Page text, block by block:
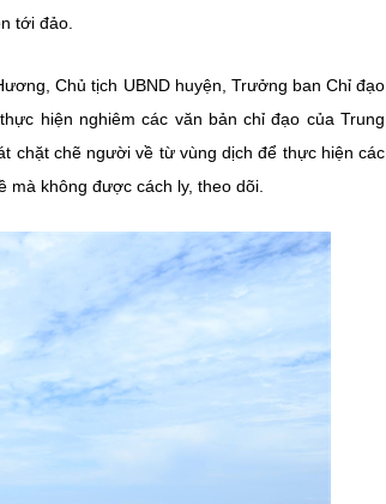
tới đảo.
Chủ tịch UBND huyện, Trưởng ban Chỉ đạo
hiện nghiêm các văn bản chỉ đạo của Trung
chặt chẽ người về từ vùng dịch để thực hiện các
không được cách ly, theo dõi.